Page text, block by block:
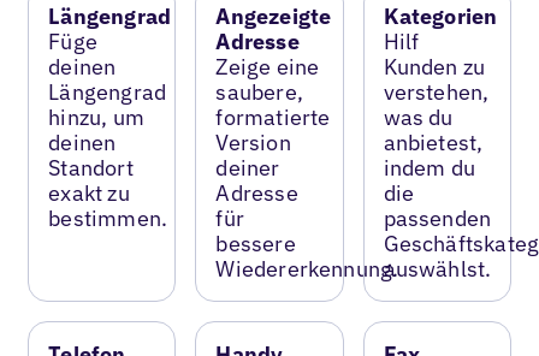
Längengrad
Füge
deinen
Längengrad
hinzu, um
deinen
Standort
exakt zu
bestimmen.
Angezeigte
Adresse
Zeige eine
saubere,
formatierte
Version
deiner
Adresse
für
bessere
Wiedererkennung.
Kategorien
Hilf
Kunden zu
verstehen,
was du
anbietest,
indem du
die
passenden
auswählst.